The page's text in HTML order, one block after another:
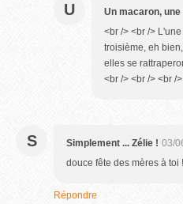
U Un macaron,
<br /> <br />
troisième, eh
elles se
<br /> <br /> <br />
S Simplement ... Zélie ! 03/
douce fête des mères à
Répondre